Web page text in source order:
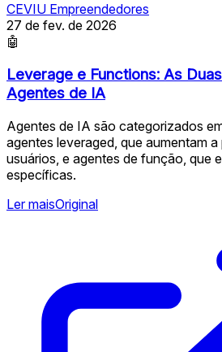
CEVIU Empreendedores
27 de fev. de 2026
🤖
Leverage e Functions: As
Agentes de IA
Agentes de IA são categorizados
agentes leveraged, que aumentam
usuários, e agentes de função, que
específicas.
Ler maisOriginal